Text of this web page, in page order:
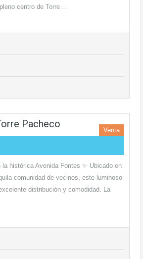
centro de Torre…
Pacheco
Venta
histórica Avenida Fontes ✨ Ubicado en
comunidad de vecinos, este luminoso
distribución y comodidad. La